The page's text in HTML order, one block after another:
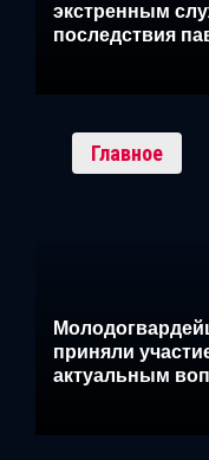
экстренным
последствия
Главное
приняли
актуальным